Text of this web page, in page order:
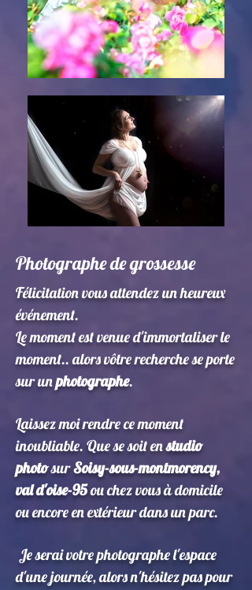
Photographe de grossesse
Félicitation vous attendez un heureux
événement.
Le moment est venue d'immortaliser le
moment.. alors vôtre recherche se porte
sur unphotographe.
Laissez moi rendre ce moment
inoubliable. Que se soit enstudio
photosurSoisy-sous-montmorency,
val d'oise-95ou chez vous à domicile
ou encore en extérieur dans un parc.
Je serai votre photographe l'espace
d'une journée, alors n'hésitez pas pour